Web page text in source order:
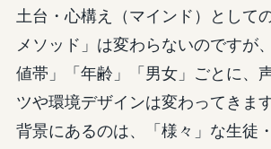
土台・心構え（マインド）として
メソッド」は変わらないのですが
値帯」「年齢」「男女」ごとに、
ツや環境デザインは変わってきます
背景にあるのは、「様々」な生徒